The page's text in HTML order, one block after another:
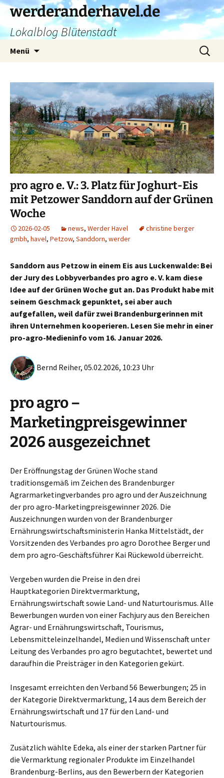
Zum
Inhalt
springen
werderanderhavel.de
Lokalblog Blütenstadt
Menü
Suchen
nach:
pro agro e. V.: 3. Platz für Joghurt-Eis
mit Petzower Sanddorn auf der Grünen
Woche
2026-02-05 news, Werder Havel
christine berger
gmbh, havel, Petzow, Sanddorn, werder
Sanddorn aus Petzow in einem Eis aus Luckenwalde: Bei
der Jury des Lobbyverbandes pro agro e. V. kam diese
Idee auf der Grünen Woche gut an. Das Produkt habe mit
seinem Geschmack gepunktet, sei aber auch
aufgefallen, weil dafür zwei Brandenburgerinnen mit
ihren Unternehmen kooperieren. Lesen Sie mehr in einer
pro-agro-Medieninfo vom 16. Januar 2026.
Bernd Reiher, 05.02.2026, 10:23 Uhr
pro agro –
Marketingpreisgewinner
2026 ausgezeichnet
Der Eröffnungstag der Grünen Woche stand
traditionsgemäß im Zeichen des Brandenburger
Agrarmarketingverbandes pro agro und der Auszeichnung
der pro agro-Marketingpreisgewinner 2026. Die
Auszeichnungen wurden von der Brandenburger
Ernährungswirtschaftsministerin Hanka Mittelstädt, der
Vorsitzenden des Verbandes pro agro Dorothee Berger und
dem pro agro-Geschäftsführer Kai Rückewold überreicht.
Vergeben wurden die Preise in den drei
Hauptkategorien Direktvermarktung,
Ernährungswirtschaft sowie Land- und Naturtourismus. Alle
Bewerbungen wurden von einer Fachjury aus den Bereichen
Agrar- und Ernährungswirtschaft, Tourismus,
Lebensmitteleinzelhandel, Medien und Wissenschaft unter
Leitung des Verbandes pro agro begutachtet, bewertet und
daraufhin die Preisträger in den Kategorien gekürt.
Insgesamt erreichten den Verband 56 Bewerbungen; 25 in
der Kategorie Direktvermarktung, 14 aus dem Bereich der
Ernährungswirtschaft und 17 für den Land- und
Naturtourismus.
Zusätzlich wählte Edeka, als einer der starken Partner für
die Vermarktung regionaler Produkte im Einzelhandel
Brandenburg-Berlins, aus den Bewerbern der Kategorien